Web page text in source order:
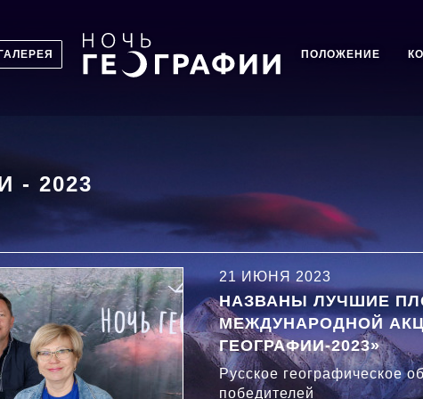
ГАЛЕРЕЯ ПОЛОЖЕНИЕ
- 2023
21 ИЮНЯ 2023
НАЗВАНЫ ЛУЧШИЕ
МЕЖДУНАРОДНОЙ
ГЕОГРАФИИ-2023»
Русское географическое
победителей